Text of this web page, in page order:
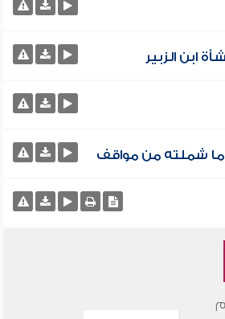
ابن الزبير
شملته من مواقف